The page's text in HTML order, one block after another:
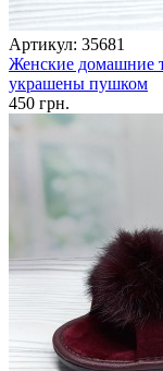
Артикул: 35681
Женские домашние
украшены пушком
450 грн.